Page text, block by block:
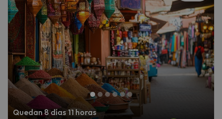
Quedan 8 días 11 horas